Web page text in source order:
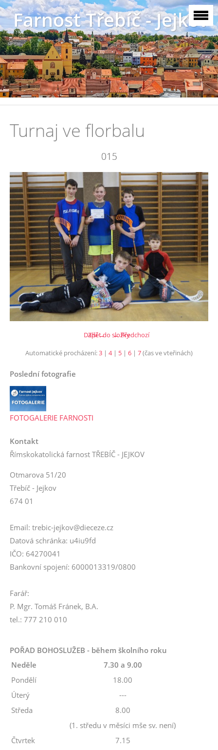
Farnost Třebíč - Jejkov
Turnaj ve florbalu
015
← Předchozí
Další →
Zpět do složky
Automatické procházení:3 | 4| 5 | 6 | 7(čas ve vteřinách)
Poslední fotografie
FOTOGALERIE FARNOSTI
Kontakt
Římskokatolická farnost TŘEBÍČ - JEJKOV
Otmarova 51/20
Třebíč - Jejkov
674 01
Email: trebic-jejkov@dieceze.cz
Datová schránka: u4iu9fd
IČO: 64270041
Bankovní spojení: 6000013319/0800
Farář:
P. Mgr. Tomáš Fránek, B.A.
tel.: 777 210 010
POŘAD BOHOSLUŽEB - během školního roku
Neděle
7.30 a 9.00
Pondělí
18.00
Úterý
---
Středa
8.00
(1. středu v měsíci mše sv. není)
Čtvrtek
7.15